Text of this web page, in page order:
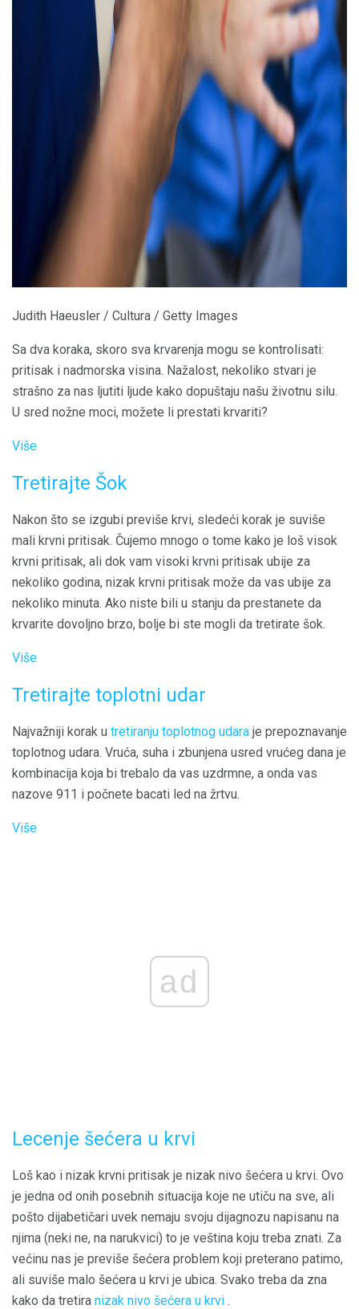
Judith Haeusler / Cultura / Getty Images
Sa dva koraka, skoro sva krvarenja mogu se kontrolisati:
pritisak i nadmorska visina. Nažalost, nekoliko stvari je
strašno za nas ljutiti ljude kako dopuštaju našu životnu silu.
U sred nožne moci, možete li prestati krvariti?
Više
Tretirajte Šok
Nakon što se izgubi previše krvi, sledeći korak je suviše
mali krvni pritisak. Čujemo mnogo o tome kako je loš visok
krvni pritisak, ali dok vam visoki krvni pritisak ubije za
nekoliko godina, nizak krvni pritisak može da vas ubije za
nekoliko minuta. Ako niste bili u stanju da prestanete da
krvarite dovoljno brzo, bolje bi ste mogli da tretirate šok.
Više
Tretirajte toplotni udar
Najvažniji korak u tretiranju toplotnog udara je prepoznavanje
toplotnog udara. Vruća, suha i zbunjena usred vrućeg dana je
kombinacija koja bi trebalo da vas uzdrmne, a onda vas
nazove 911 i počnete bacati led na žrtvu.
Više
ad
Lecenje šećera u krvi
Loš kao i nizak krvni pritisak je nizak nivo šećera u krvi. Ovo
je jedna od onih posebnih situacija koje ne utiču na sve, ali
pošto dijabetičari uvek nemaju svoju dijagnozu napisanu na
njima (neki ne, na narukvici) to je veština koju treba znati. Za
većinu nas je previše šećera problem koji preterano patimo,
ali suviše malo šećera u krvi je ubica. Svako treba da zna
kako da tretira nizak nivo šećera u krvi .